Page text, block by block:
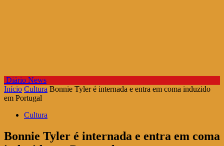
Diário News
Início Cultura Bonnie Tyler é internada e entra em coma induzido
em Portugal
Cultura
Bonnie Tyler é internada e entra em coma